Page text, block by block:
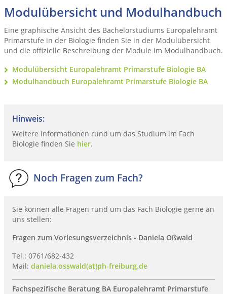
Modulübersicht und Modulhandbuch
Eine graphische Ansicht des Bachelorstudiums Europalehramt
Primarstufe in der Biologie finden Sie in der Modulübersicht
und die offizielle Beschreibung der Module im Modulhandbuch.
Modulübersicht Europalehramt Primarstufe Biologie BA
Modulhandbuch Europalehramt Primarstufe Biologie BA
Hinweis:
Weitere Informationen rund um das Studium im Fach
Biologie finden Sie hier.
Noch Fragen zum Fach?
Sie können alle Fragen rund um das Fach Biologie gerne an
uns stellen:
Fragen zum Vorlesungsverzeichnis - Daniela Oßwald
Tel.: 0761/682-432
Mail: daniela.osswald(at)ph-freiburg.de
Fachspezifische Beratung BA Europalehramt Primarstufe